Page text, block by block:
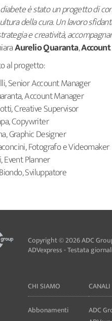
è stato un progetto di
della cura. Un lavoro
e creatività,
Aurelio Quaranta,
al progetto:
Senior Account Manager
Account Manager
Creative Supervisor
Copywriter
Graphic Designer
Fotografo e Videomaker
Event Planner
Sviluppatore
Copyright © 2026 ADC
ADVexpress - Testata
CHI SIAMO
Abbonamenti
CANALI
ADC